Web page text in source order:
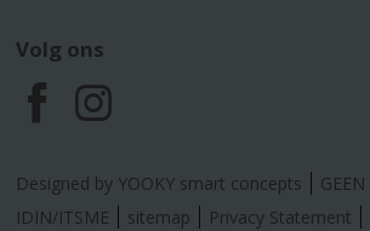
Volg ons
F
a
I
n
Designed by YOOKY smart concepts
IDIN/ITSME
sitemap Privacy Statement